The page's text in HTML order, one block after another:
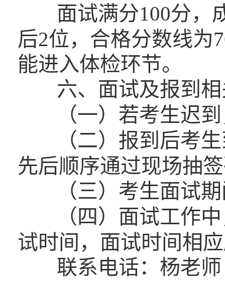
面试满分100分，
后2位，合格分数线为
能进入体检环节。
六、面试及报到
（一）若考生迟
（二）报到后考
先后顺序通过现场抽
（三）考生面试
（四）面试工作
试时间，面试时间相
联系电话：杨老